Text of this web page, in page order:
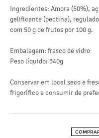
Ingredientes: Amora (50%),
gelificante (pectina),
com 50 g de frutos por 100 g.
Embalagem: frasco de vidro
Peso líquido: 340g
Conservar em local seco e
frigorífico e consumir de